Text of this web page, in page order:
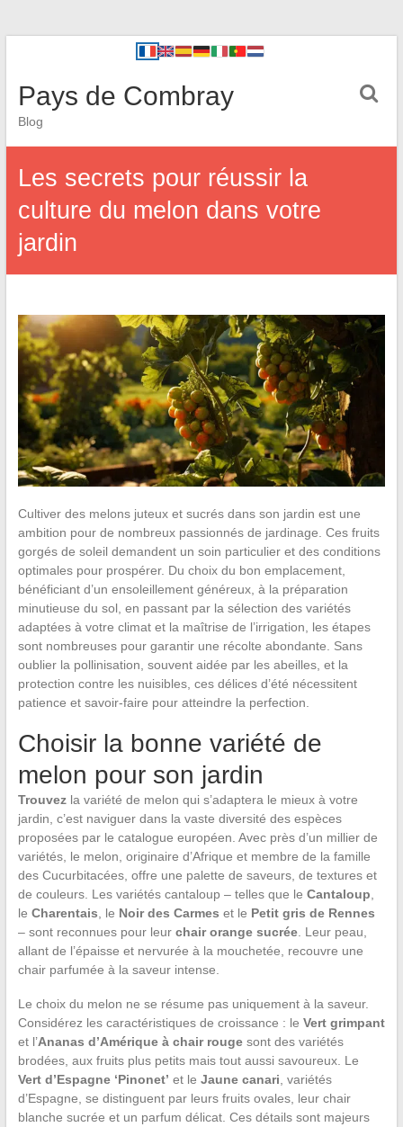
Pays de Combray
Blog
Les secrets pour réussir la
culture du melon dans votre
jardin
Cultiver des melons juteux et sucrés dans son jardin est une
ambition pour de nombreux passionnés de jardinage. Ces fruits
gorgés de soleil demandent un soin particulier et des conditions
optimales pour prospérer. Du choix du bon emplacement,
bénéficiant d’un ensoleillement généreux, à la préparation
minutieuse du sol, en passant par la sélection des variétés
adaptées à votre climat et la maîtrise de l’irrigation, les étapes
sont nombreuses pour garantir une récolte abondante. Sans
oublier la pollinisation, souvent aidée par les abeilles, et la
protection contre les nuisibles, ces délices d’été nécessitent
patience et savoir-faire pour atteindre la perfection.
Choisir la bonne variété de
melon pour son jardin
Trouvezla variété de melon qui s’adaptera le mieux à votre
jardin, c’est naviguer dans la vaste diversité des espèces
proposées par le catalogue européen. Avec près d’un millier de
variétés, le melon, originaire d’Afrique et membre de la famille
des Cucurbitacées, offre une palette de saveurs, de textures et
de couleurs. Les variétés cantaloup – telles que le Cantaloup
le Charentais , le Noir des Carmes et le Petit gris de Rennes
– sont reconnues pour leur chair orange sucrée. Leur peau,
allant de l’épaisse et nervurée à la mouchetée, recouvre une
chair parfumée à la saveur intense.
Le choix du melon ne se résume pas uniquement à la saveur.
Considérez les caractéristiques de croissance : le Vert grimpant
et l’Ananas d’Amérique à chair rougesont des variétés
brodées, aux fruits plus petits mais tout aussi savoureux. Le
Vert d’Espagne ‘Pinonet’ et le Jaune canari , variétés
d’Espagne, se distinguent par leurs fruits ovales, leur chair
blanche sucrée et un parfum délicat. Ces détails sont majeurs